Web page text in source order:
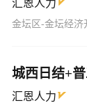
汇恩人力
金坛区-金坛经济
城西日结+
汇恩人力